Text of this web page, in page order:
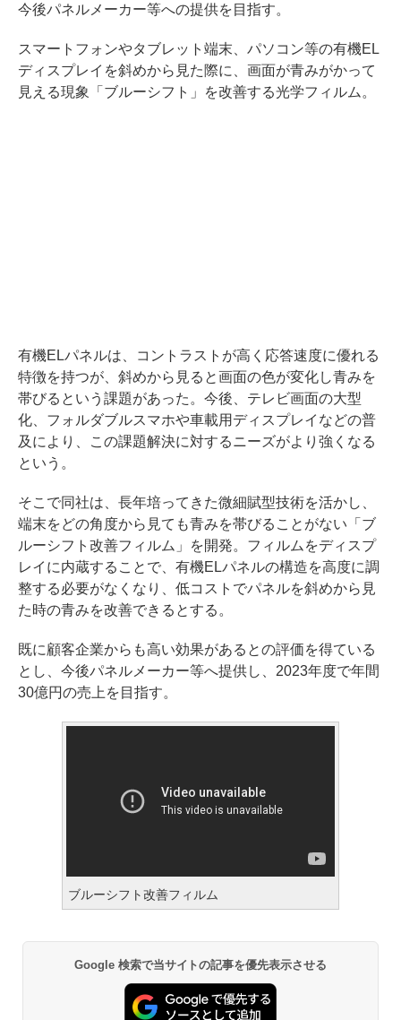
今後パネルメーカー等への提供を目指す。
スマートフォンやタブレット端末、パソコン等の有機EL
ディスプレイを斜めから見た際に、画面が青みがかって
見える現象「ブルーシフト」を改善する光学フィルム。
有機ELパネルは、コントラストが高く応答速度に優れる
特徴を持つが、斜めから見ると画面の色が変化し青みを
帯びるという課題があった。今後、テレビ画面の大型
化、フォルダブルスマホや車載用ディスプレイなどの普
及により、この課題解決に対するニーズがより強くなる
という。
そこで同社は、長年培ってきた微細賦型技術を活かし、
端末をどの角度から見ても青みを帯びることがない「ブ
ルーシフト改善フィルム」を開発。フィルムをディスプ
レイに内蔵することで、有機ELパネルの構造を高度に調
整する必要がなくなり、低コストでパネルを斜めから見
た時の青みを改善できるとする。
既に顧客企業からも高い効果があるとの評価を得ている
とし、今後パネルメーカー等へ提供し、2023年度で年間
30億円の売上を目指す。
ブルーシフト改善フィルム
Google 検索で当サイトの記事を優先表示させる